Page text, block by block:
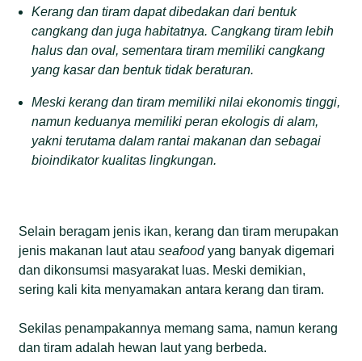
Kerang dan tiram dapat dibedakan dari bentuk
cangkang dan juga habitatnya. Cangkang tiram lebih
halus dan oval, sementara tiram memiliki cangkang
yang kasar dan bentuk tidak beraturan.
Meski kerang dan tiram memiliki nilai ekonomis tinggi,
namun keduanya memiliki peran ekologis di alam,
yakniterutama dalam rantai makanan dan sebagai
bioindikator kualitas lingkungan.
Selain beragam jenis ikan, kerang dan tiram merupakan
jenis makanan laut atauseafoodyang banyak digemari
dan dikonsumsi masyarakat luas. Meski demikian,
sering kali kita menyamakan antara kerang dan tiram.
Sekilas penampakannya memang sama, namun kerang
dan tiram adalah hewan laut yang berbeda.